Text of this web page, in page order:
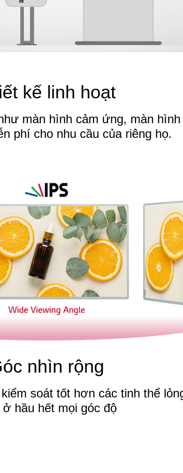
kế linh hoạt
màn hình cảm ứng, màn
phí cho nhu cầu của riêng họ.
nhìn rộng
soát tốt hơn các tinh thể
ở hầu hết mọi góc độ